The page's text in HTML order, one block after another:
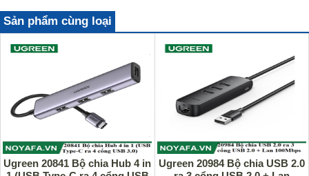
Sản phẩm cùng loại
Ugreen 20841 Bộ chia Hub 4 in
Ugreen 20984 Bộ chia USB 2.0